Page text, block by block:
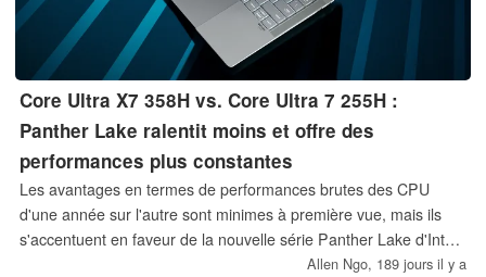
Core Ultra X7 358H vs. Core Ultra 7 255H :
Panther Lake ralentit moins et offre des
performances plus constantes
Les avantages en termes de performances brutes des CPU
d'une année sur l'autre sont minimes à première vue, mais ils
s'accentuent en faveur de la nouvelle série Panther Lake d'Intel
une fois que l'étranglement est pris en compte.Allen Ngo, 189 jours il y a